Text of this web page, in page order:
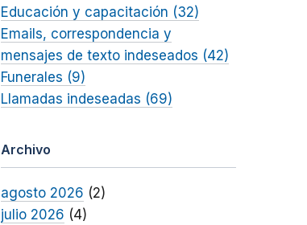
Educación y capacitación (32)
Emails, correspondencia y
mensajes de texto indeseados (42)
Funerales (9)
Llamadas indeseadas (69)
Archivo
agosto 2026 (2)
julio 2026 (4)